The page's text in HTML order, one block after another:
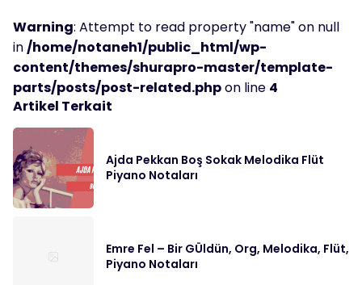
Warning: Attempt to read property "name" on null
in /home/notaneh1/public_html/wp-
content/themes/shurapro-master/template-
parts/posts/post-related.phpon line 4
Artikel Terkait
Ajda Pekkan Boş Sokak Melodika Flüt
Piyano Notaları
Emre Fel – Bir GÜldün, Org, Melodika, Flüt,
Piyano Notaları